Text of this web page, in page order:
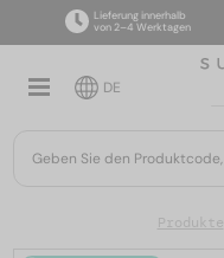
Lieferung innerhalb
von 2–4 Werktagen
DE
Produkte